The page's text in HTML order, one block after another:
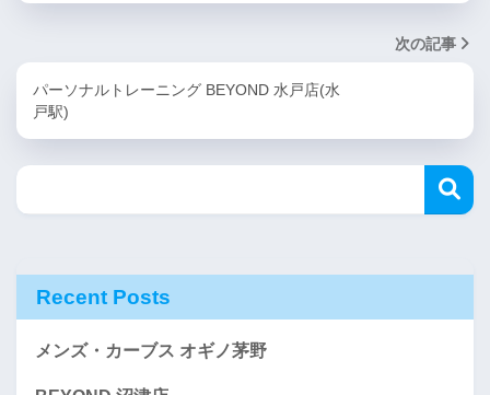
次の記事
パーソナルトレーニング BEYOND 水戸店(水
戸駅)
Recent Posts
メンズ・カーブス オギノ茅野